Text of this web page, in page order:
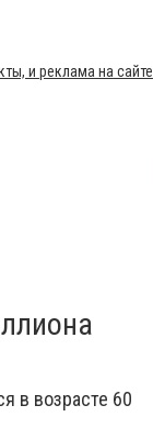
и реклама на сайте
в возрасте 60